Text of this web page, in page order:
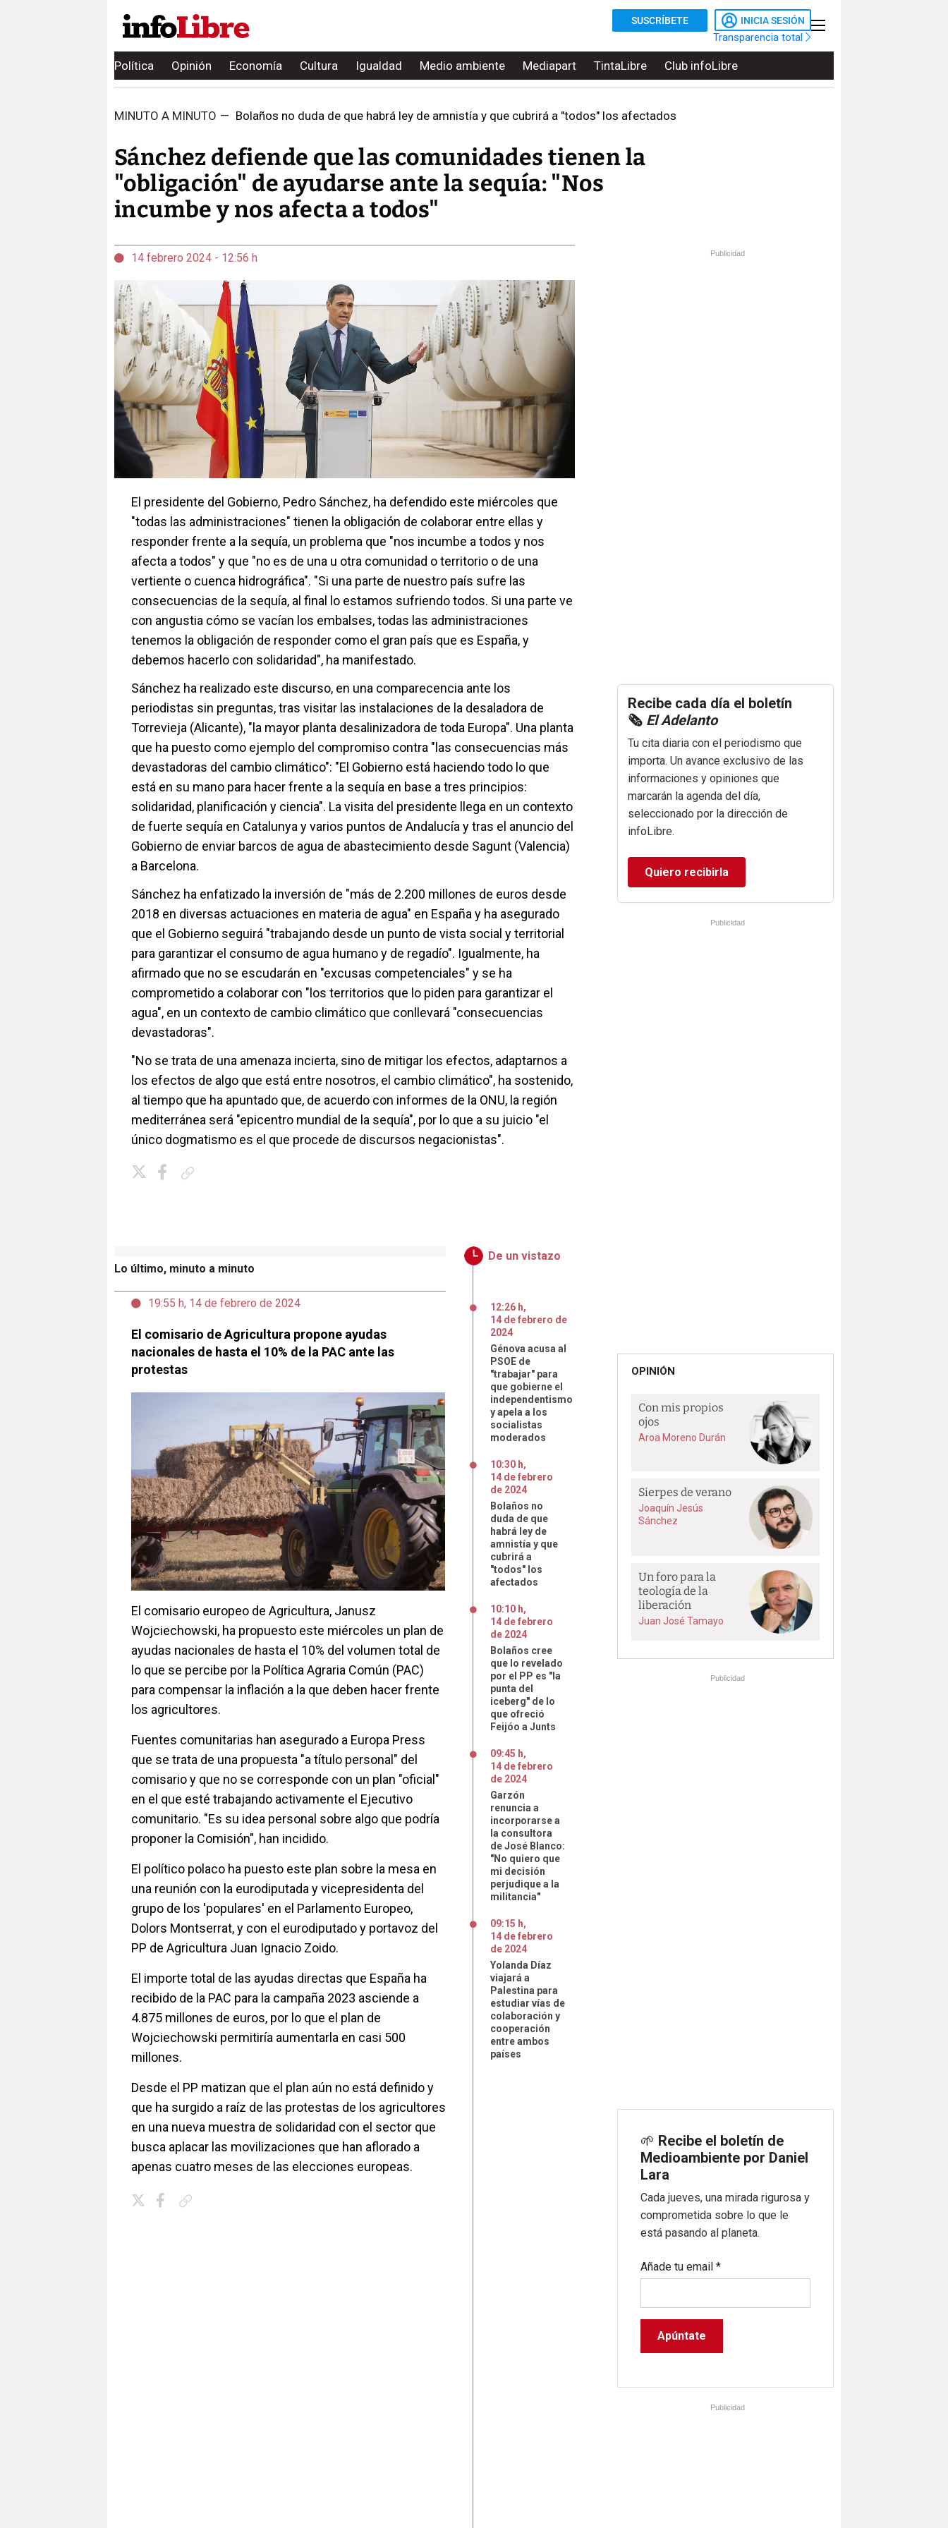
SUSCRÍBETE INICIA SESIÓN
Transparencia total
Política Opinión Economía Cultura Igualdad Medio ambiente Mediapart TintaLibre Club infoLibre
MINUTO A MINUTO — Bolaños no duda de que habrá ley de amnistía y que cubrirá a "todos" los afectados
Sánchez defiende que las comunidades tienen la
"obligación" de ayudarse ante la sequía: "Nos
incumbe y nos afecta a todos"
14 febrero 2024 - 12:56 h
El presidente del Gobierno, Pedro Sánchez, ha defendido este miércoles que
"todas las administraciones" tienen la obligación de colaborar entre ellas y
responder frente a la sequía, un problema que "nos incumbe a todos y nos
afecta a todos" y que "no es de una u otra comunidad o territorio o de una
vertiente o cuenca hidrográfica". "Si una parte de nuestro país sufre las
consecuencias de la sequía, al final lo estamos sufriendo todos. Si una parte ve
con angustia cómo se vacían los embalses, todas las administraciones
tenemos la obligación de responder como el gran país que es España, y
debemos hacerlo con solidaridad", ha manifestado.
Sánchez ha realizado este discurso, en una comparecencia ante los
periodistas sin preguntas, tras visitar las instalaciones de la desaladora de
Torrevieja (Alicante), "la mayor planta desalinizadora de toda Europa". Una planta
que ha puesto como ejemplo del compromiso contra "las consecuencias más
devastadoras del cambio climático": "El Gobierno está haciendo todo lo que
está en su mano para hacer frente a la sequía en base a tres principios:
solidaridad, planificación y ciencia". La visita del presidente llega en un contexto
de fuerte sequía en Catalunya y varios puntos de Andalucía y tras el anuncio del
Gobierno de enviar barcos de agua de abastecimiento desde Sagunt (Valencia)
a Barcelona.
Sánchez ha enfatizado la inversión de "más de 2.200 millones de euros desde
2018 en diversas actuaciones en materia de agua" en España y ha asegurado
que el Gobierno seguirá "trabajando desde un punto de vista social y territorial
para garantizar el consumo de agua humano y de regadío". Igualmente, ha
afirmado que no se escudarán en "excusas competenciales" y se ha
comprometido a colaborar con "los territorios que lo piden para garantizar el
agua", en un contexto de cambio climático que conllevará "consecuencias
devastadoras".
"No se trata de una amenaza incierta, sino de mitigar los efectos, adaptarnos a
los efectos de algo que está entre nosotros, el cambio climático", ha sostenido,
al tiempo que ha apuntado que, de acuerdo con informes de la ONU, la región
mediterránea será "epicentro mundial de la sequía", por lo que a su juicio "el
único dogmatismo es el que procede de discursos negacionistas".
Lo último, minuto a minuto
19:55 h, 14 de febrero de 2024
El comisario de Agricultura propone ayudas
nacionales de hasta el 10% de la PAC ante las
protestas
El comisario europeo de Agricultura, Janusz
Wojciechowski, ha propuesto este miércoles un plan de
ayudas nacionales de hasta el 10% del volumen total de
lo que se percibe por la Política Agraria Común (PAC)
para compensar la inflación a la que deben hacer frente
los agricultores.
Fuentes comunitarias han asegurado a Europa Press
que se trata de una propuesta "a título personal" del
comisario y que no se corresponde con un plan "oficial"
en el que esté trabajando activamente el Ejecutivo
comunitario. "Es su idea personal sobre algo que podría
proponer la Comisión", han incidido.
El político polaco ha puesto este plan sobre la mesa en
una reunión con la eurodiputada y vicepresidenta del
grupo de los 'populares' en el Parlamento Europeo,
Dolors Montserrat, y con el eurodiputado y portavoz del
PP de Agricultura Juan Ignacio Zoido.
El importe total de las ayudas directas que España ha
recibido de la PAC para la campaña 2023 asciende a
4.875 millones de euros, por lo que el plan de
Wojciechowski permitiría aumentarla en casi 500
millones.
Desde el PP matizan que el plan aún no está definido y
que ha surgido a raíz de las protestas de los agricultores
en una nueva muestra de solidaridad con el sector que
busca aplacar las movilizaciones que han aflorado a
apenas cuatro meses de las elecciones europeas.
De un vistazo
12:26 h,
14 defebrero de
2024
Génova acusa al
PSOE de
"trabajar" para
que gobierne el
independentismo
y apela a los
socialistas
moderados
10:30 h,
14 defebrero
de 2024
Bolaños no
duda de que
habrá ley de
amnistía y que
cubrirá a
"todos" los
afectados
10:10 h,
14 defebrero
de 2024
Bolaños cree
que lo revelado
por el PP es "la
punta del
iceberg" de lo
que ofreció
Feijóo a Junts
09:45 h,
14 defebrero
de 2024
Garzón
renuncia a
incorporarse a
la consultora
de José Blanco:
"No quiero que
mi decisión
perjudique a la
militancia"
09:15 h,
14 defebrero
de 2024
Yolanda Díaz
viajará a
Palestina para
estudiar vías de
colaboración y
cooperación
entre ambos
países
Publicidad
Recibe cada día el boletín
🗞️ El Adelanto
Tu cita diaria con el periodismo que
importa. Un avance exclusivo de las
informaciones y opiniones que
marcarán la agenda del día,
seleccionado por la dirección de
infoLibre.
Quiero recibirla
Publicidad
OPINIÓN
Con mis propios
ojos
Aroa Moreno Durán
Sierpes de verano
Joaquín Jesús
Sánchez
Un foro para la
teología de la
liberación
Juan José Tamayo
Publicidad
🌱 Recibe el boletín de
Medioambiente por Daniel
Lara
Cada jueves, una mirada rigurosa y
comprometida sobre lo que le
está pasando al planeta.
Añade tu email*
Publicidad